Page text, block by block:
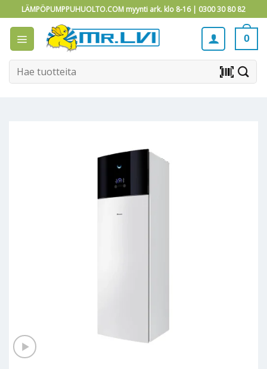
to
content
LÄMPÖPUMPPUHUOLTO.COM myynti ark. klo 8-16 | 0300 30 80 82
0
Etsi: barcode_scanner